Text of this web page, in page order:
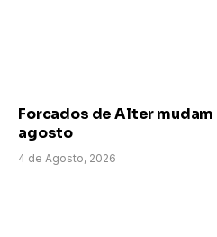
Forcados de Alter mudam
agosto
4 de Agosto, 2026